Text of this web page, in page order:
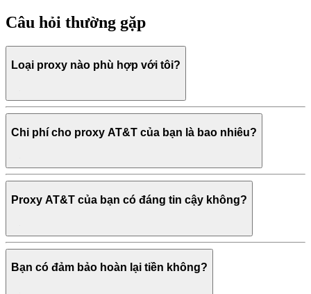
Câu hỏi thường gặp
Loại proxy nào phù hợp với tôi?
Chi phí cho proxy AT&T của bạn là bao nhiêu?
Proxy AT&T của bạn có đáng tin cậy không?
Bạn có đảm bảo hoàn lại tiền không?